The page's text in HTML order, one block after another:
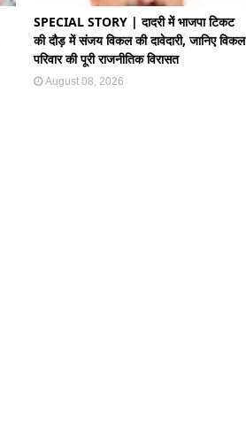
SPECIAL STORY | दादरी में भाजपा टिकट
की दौड़ में संजय विकल की दावेदारी, जानिए विकल
परिवार की पूरी राजनीतिक विरासत
August 08, 2026